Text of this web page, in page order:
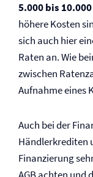
5.000 bis
höhere Kosten
sich auch hier
Raten an. Wie
zwischen
Aufnahme eines
Auch bei der
Händlerkrediten
Finanzierung